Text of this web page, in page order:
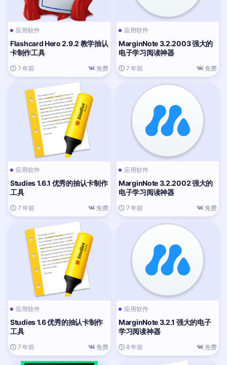
应用软件
Flashcard Hero 2.9.2 教学抽认
卡制作工具
7 年前 免费
应用软件
MarginNote 3.2.2003 强大的
电子学习阅读神器
7 年前 免费
应用软件
Studies 1.6.1 优秀的抽认卡制作
工具
7 年前 免费
应用软件
MarginNote 3.2.2002 强大的
电子学习阅读神器
7 年前 免费
应用软件
Studies 1.6 优秀的抽认卡制作
工具
7 年前 免费
应用软件
MarginNote 3.2.1 强大的电子
学习阅读神器
8 年前 免费